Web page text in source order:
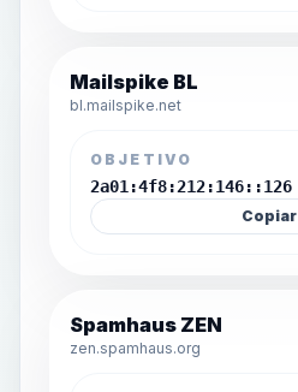
Mailspike BL
bl.mailspike.net
OBJETIVO
2a01:4f8:212:146::126
Copiar
Spamhaus ZEN
zen.spamhaus.org